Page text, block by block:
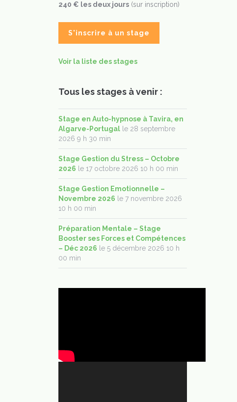
240 € les deux jours(sur inscription)
S'inscrire à un stage
Voir la liste des stages
Tous les stages à venir :
Stage en Auto-hypnose à Tavira, en
Algarve-Portugalle 28 septembre
2026 9 h 30 min
Stage Gestion du Stress – Octobre
2026 le 17 octobre 2026 10 h 00 min
Stage Gestion Emotionnelle –
Novembre 2026 le 7 novembre 2026
10 h 00 min
Préparation Mentale – Stage
Booster ses Forces et Compétences
– Déc 2026 le 5 décembre 2026 10 h
00 min